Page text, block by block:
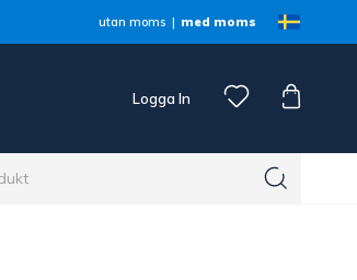
utan moms med moms
Logga In